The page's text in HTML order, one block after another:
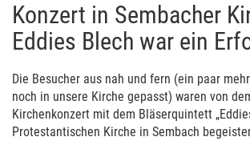
Konzert in Sembacher
Eddies Blech war ein
Die Besucher aus nah und fern (ein paar
noch in unsere Kirche gepasst) waren von
Kirchenkonzert mit dem Bläserquintett
Protestantischen Kirche in Sembach